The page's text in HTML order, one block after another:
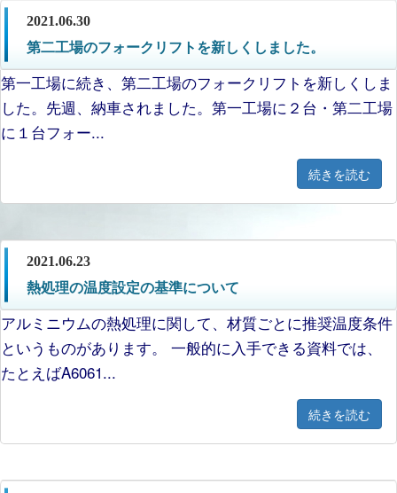
2021.06.30
第二工場のフォークリフトを新しくしました。
第一工場に続き、第二工場のフォークリフトを新しくしま
した。先週、納車されました。第一工場に２台・第二工場
に１台フォー...
続きを読む
2021.06.23
熱処理の温度設定の基準について
アルミニウムの熱処理に関して、材質ごとに推奨温度条件
というものがあります。 一般的に入手できる資料では、
たとえばA6061...
続きを読む